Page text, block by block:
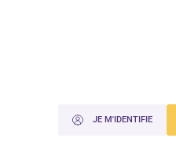
JE M'IDENTIFIE